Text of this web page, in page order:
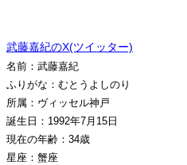
武藤嘉紀のX(ツイッター)
名前：武藤嘉紀
ふりがな：むとうよしのり
所属：ヴィッセル神戸
誕生日：1992年7月15日
現在の年齢：34歳
星座：蟹座